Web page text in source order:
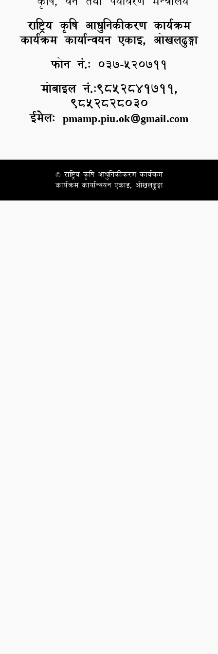
राष्ट्रिय कृषि आधुनिकीकरण कार्यक्रम
कार्यक्रम कार्यान्वयन एकाइ, ओखलढुङ्गा
फोन नं.:०३७-५२०७११
मोबाइल नं.:९८५२८४१७११,
९८५२८२८०३०
ईमेल: pmamp.piu.ok@gmail.com
© राष्ट्रिय कृषि आधुनिकीकरण कार्यक्रम
कार्यक्रम कार्यान्वयन एकाइ, ओखलढुङ्गा